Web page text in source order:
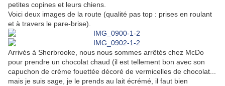
petites copines et leurs chiens.
Voici deux images de la route (qualité pas top : prises en roulant
et à travers le pare-brise).
Arrivés à Sherbrooke, nous nous sommes arrêtés chez McDo
pour prendre un chocolat chaud (il est tellement bon avec son
capuchon de crème fouettée décoré de vermicelles de chocolat...
mais je suis sage, je le prends au lait écrémé, il faut bien